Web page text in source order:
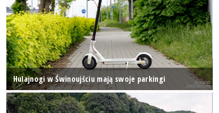
Hulajnogi w Świnoujściu mają swoje parkingi